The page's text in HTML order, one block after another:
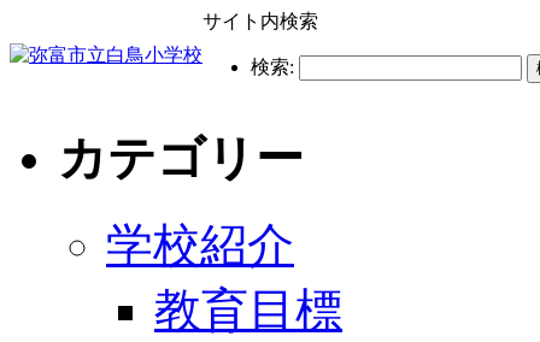
サイト内検索
検索:
カテゴリー
学校紹介
教育目標